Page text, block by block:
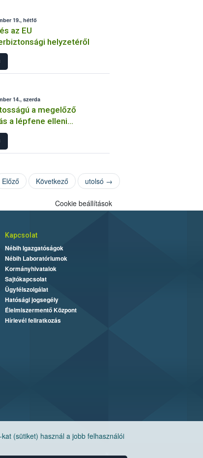
19., hétfő
az EU
helyzetéről
14., szerda
a megelőző
a lépfene elleni
Előző Következő utolsó →
(sütiket) használ a jobb felhasználói
Cookie beállítások
Kapcsolat
Nébih Igazgatóságok
Nébih Laboratóriumok
Kormányhivatalok
Sajtókapcsolat
Ügyfélszolgálat
Hatósági jogsegély
Élelmiszermentő Központ
Hírlevél feliratkozás